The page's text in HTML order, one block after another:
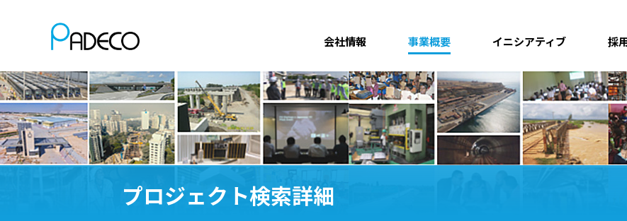
会社情報 事業概要 イニシアティブ 採
プロジェクト検索詳細